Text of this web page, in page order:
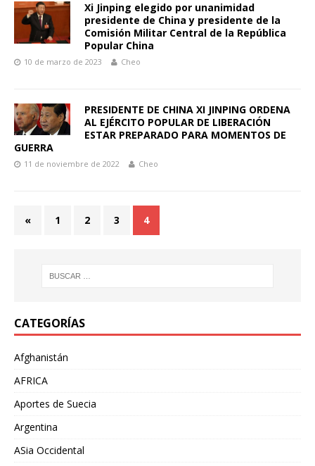
Xi Jinping elegido por unanimidad
presidente de China y presidente de la
Comisión Militar Central de la República
Popular China
10 de marzo de 2023 Cheo
PRESIDENTE DE CHINA XI JINPING ORDENA
AL EJÉRCITO POPULAR DE LIBERACIÓN
ESTAR PREPARADO PARA MOMENTOS DE
GUERRA
11 de noviembre de 2022 Cheo
« 1 2 3 4
CATEGORÍAS
Afghanistán
AFRICA
Aportes de Suecia
Argentina
ASia Occidental